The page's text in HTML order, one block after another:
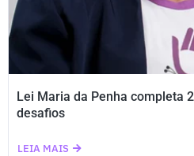
Lei Maria da Penha completa
desafios
LEIA MAIS